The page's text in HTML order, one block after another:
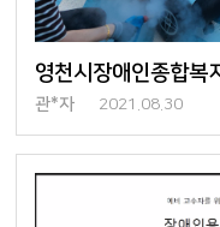
관*자 2021.08.30